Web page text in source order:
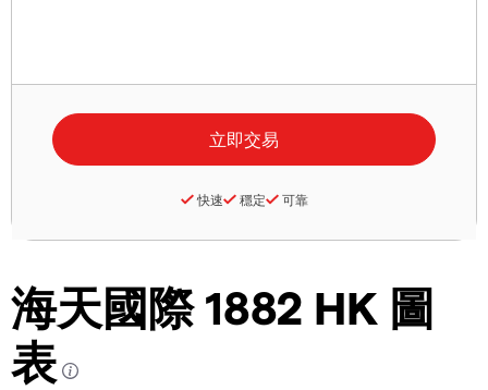
海天國際 1882 HK 圖
表
快速 穩定 可靠